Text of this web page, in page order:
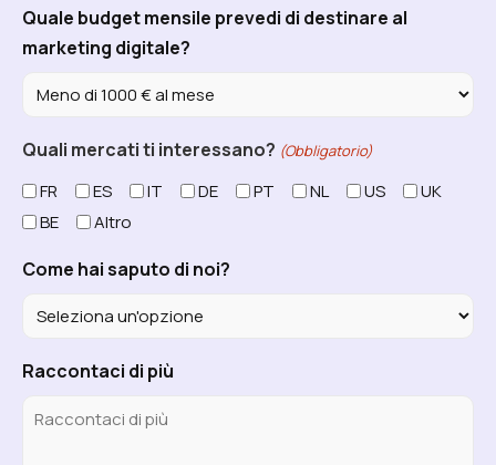
Quale budget mensile prevedi di destinare al
marketing digitale?
Quali mercati ti interessano? (Obbligatorio)
FR ES IT DE PT NL US
UK
BE
Altro
Come hai saputo di noi?
Raccontaci di più